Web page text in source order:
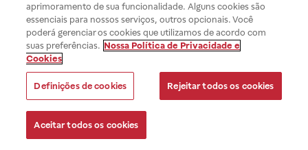
aprimoramento de sua funcionalidade. Alguns cookies são
essenciais para nossos serviços, outros opcionais. Você
poderá gerenciar os cookies que utilizamos de acordo com
suas preferências. Nossa Política de Privacidade e
Cookies
Definições de cookies Rejeitar todos os cookies
Aceitar todos os cookies